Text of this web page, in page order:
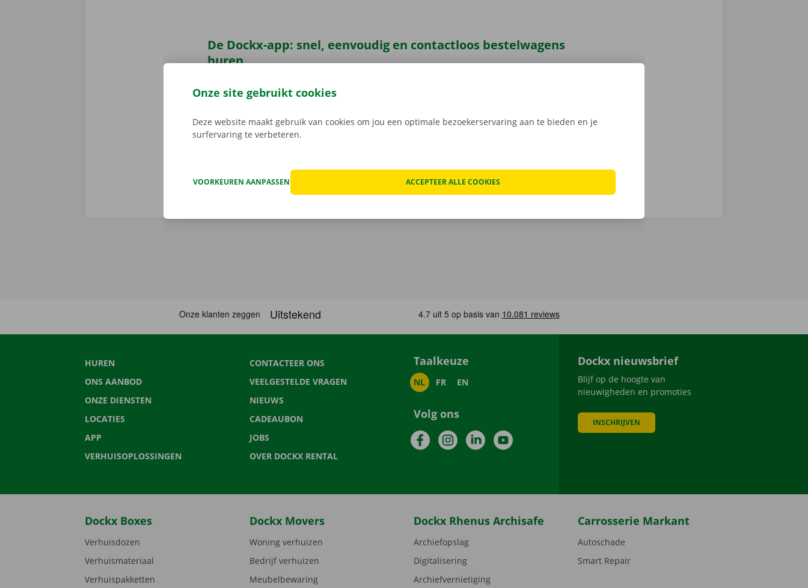
De Dockx-app: snel, eenvoudig en contactloos bestelwagens
huren
camionette, deze open je gemakkelijk met jouw digitale sleutel. Je bent zo op weg: kies
vertrekken. Download de gratis app nu voorAndroid, ofApple.
HUREN
ONS AANBOD
ONZE DIENSTEN
LOCATIES
APP
VERHUISOPLOSSINGEN
CONTACTEER ONS
VEELGESTELDE VRAGEN
NIEUWS
CADEAUBON
JOBS
OVER DOCKX RENTAL
Taalkeuze
NL FR EN
Volg ons
FacebookInstagramLinkedInYouTube
Dockx nieuwsbrief
Blijf op de hoogte van
nieuwigheden en promoties
INSCHRIJVEN
Dockx Boxes
Verhuisdozen
Verhuismateriaal
Verhuispakketten
Dockx Movers
Woning verhuizen
Bedrijf verhuizen
Meubelbewaring
Dockx Rhenus Archisafe
Archiefopslag
Digitalisering
Archiefvernietiging
Carrosserie Markant
Autoschade
Smart Repair
Onze site gebruikt cookies
Deze website maakt gebruik van cookies om jou een optimale bezoekerservaring aan te bieden en je
surfervaring te verbeteren.
VOORKEUREN AANPASSEN ACCEPTEER ALLE COOKIES